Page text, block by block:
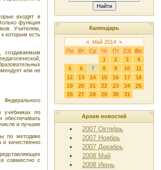
входят в
функция
Учителям,
которым есть
создаваемым
или не
учебниках по
обеспечивать
и лучшие
по методике
и качественно
совместно с
Календарь
« Май 2014 »
Пн
Вт Ср Чт Пт Сб
Вс
1
2 3
4
5
6 7 8 9 10
11
12
13 14 15 16 17
18
19
20 21 22 23 24
25
26
27 28 29 30 31
Архив новостей
2007 Октябрь
2007 Ноябрь
2007 Декабрь
2008 Май
2008 Июнь